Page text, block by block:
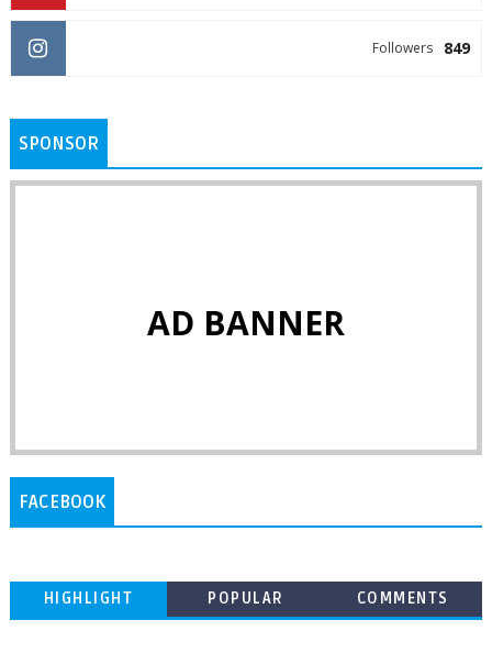
849
Followers
SPONSOR
AD BANNER
FACEBOOK
HIGHLIGHT POPULAR COMMENTS